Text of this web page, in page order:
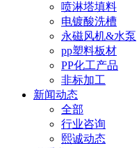
喷淋塔填料
电镀酸洗槽
永磁风机&水泵
pp塑料板材
PP化工产品
非标加工
新闻动态
全部
行业咨询
熙诚动态